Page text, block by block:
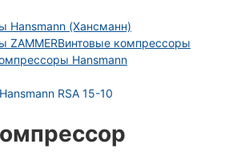
Hansmann (Хансманн)
ZAMMERВинтовые компрессоры
Hansmann
RSA 15-10